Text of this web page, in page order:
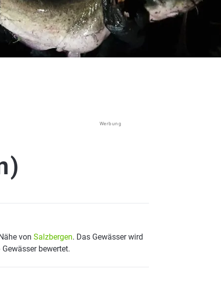
Werbung
von Salzbergen. Das Gewässer wird
bewertet.